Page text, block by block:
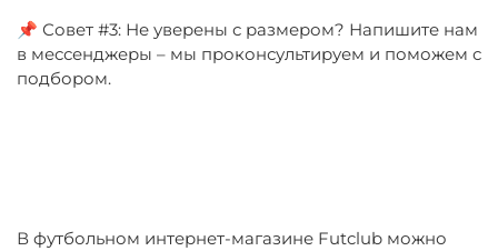
📌 Совет #3: Не уверены с размером? Напишите нам
в мессенджеры – мы проконсультируем и поможем с
подбором.
В футбольном интернет-магазине Futclub можно